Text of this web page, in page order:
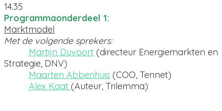
14.35
Programmaonderdeel 1:
Marktmodel
Met de volgende sprekers:
Martijn Duvoort (directeur Energiemarkten en
Strategie, DNV)
Maarten Abbenhuis (COO, Tennet)
Alex Kaat (Auteur, Trilemma)